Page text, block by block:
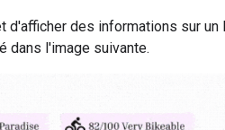
d'afficher des informations sur
dans l'image suivante.